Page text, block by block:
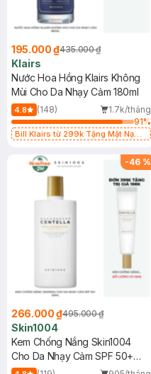
195.000 ₫435.000 ₫
Klairs
Nước Hoa Hồng Klairs Không
Mùi Cho Da Nhạy Cảm 180ml
4.8 (148)
1.7k/tháng
91%
Bill Klairs từ 299k Tặng Mặt Nạ
25ml (SL Có Hạn)
-46 %
266.000 ₫495.000 ₫
Skin1004
Kem Chống Nắng Skin1004
Cho Da Nhạy Cảm SPF 50+
50ml